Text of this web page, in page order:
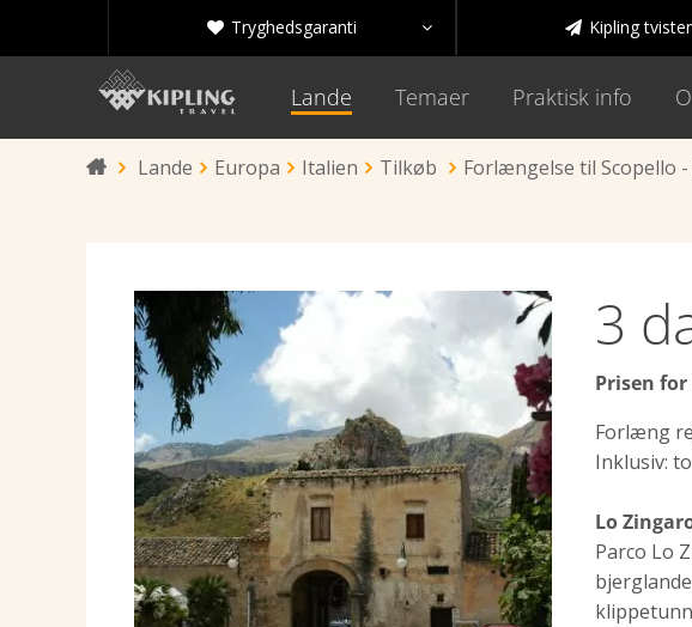
 Tryghedsgaranti   Kipling
Lande Temaer Praktisk info
 Lande Europa Italien Tilkøb Forlængelse til Scopello
3
Prisen
Forlæng
Inklusiv:
Lo
Parco Lo